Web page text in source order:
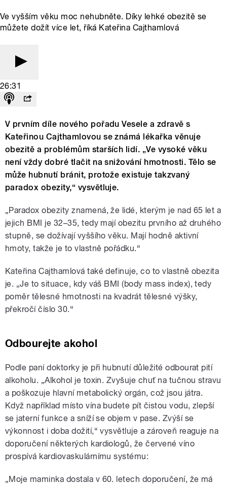
Ve vyšším věku moc nehubněte. Díky lehké obezitě se
můžete dožít více let, říká Kateřina Cajthamlová
26:31
V prvním díle nového pořadu Vesele a zdravě s
Kateřinou Cajthamlovou se známá lékařka věnuje
obezitě a problémům starších lidí. „Ve vysoké věku
není vždy dobré tlačit na snižování hmotnosti. Tělo se
může hubnutí bránit, protože existuje takzvaný
paradox obezity,“ vysvětluje.
„Paradox obezity znamená, že lidé, kterým je nad 65 let a
jejich BMI je 32–35, tedy mají obezitu prvního až druhého
stupně, se dožívají vyššího věku. Mají hodně aktivní
hmoty, takže je to vlastně pořádku.“
Kateřina Cajthamlová také definuje, co to vlastně obezita
je. „Je to situace, kdy váš BMI (body mass index), tedy
poměr tělesné hmotnosti na kvadrát tělesné výšky,
překročí číslo 30.“
Odbourejte akohol
Podle paní doktorky je při hubnutí důležité odbourat pití
alkoholu. „Alkohol je toxin. Zvyšuje chuť na tučnou stravu
a poškozuje hlavní metabolický orgán, což jsou játra.
Když například místo vína budete pít čistou vodu, zlepší
se jaterní funkce a sníží se objem v pase. Zvýší se
výkonnost i doba dožití,“ vysvětluje a zároveň reaguje na
doporučení některých kardiologů, že červené víno
prospívá kardiovaskulárnímu systému:
„Moje maminka dostala v 60. letech doporučení, že má